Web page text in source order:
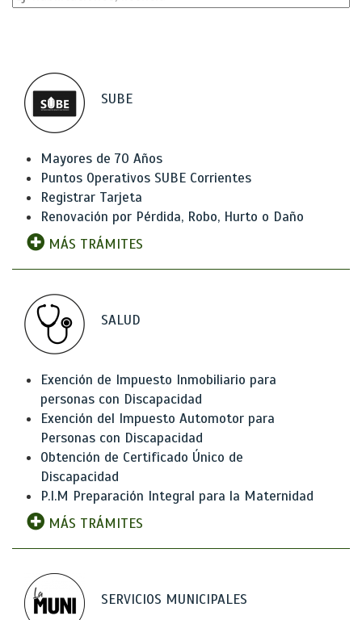
SUBE
Mayores de 70 Años
Puntos Operativos SUBE Corrientes
Registrar Tarjeta
Renovación por Pérdida, Robo, Hurto o Daño
MÁS TRÁMITES
SALUD
Exención de Impuesto Inmobiliario para
personas con Discapacidad
Exención del Impuesto Automotor para
Personas con Discapacidad
Obtención de Certificado Único de
Discapacidad
P.I.M Preparación Integral para la Maternidad
MÁS TRÁMITES
SERVICIOS MUNICIPALES